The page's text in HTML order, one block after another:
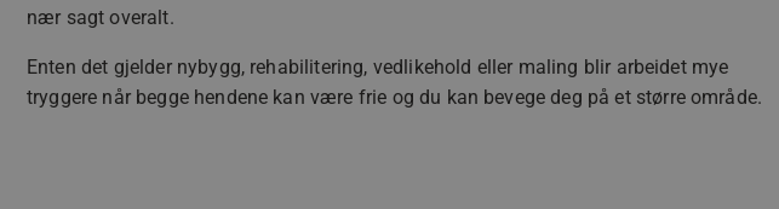
nær sagt overalt.
Enten det gjelder nybygg, rehabilitering, vedlikehold eller maling blir arbeidet mye
tryggere når begge hendene kan være frie og du kan bevege deg på et større område.